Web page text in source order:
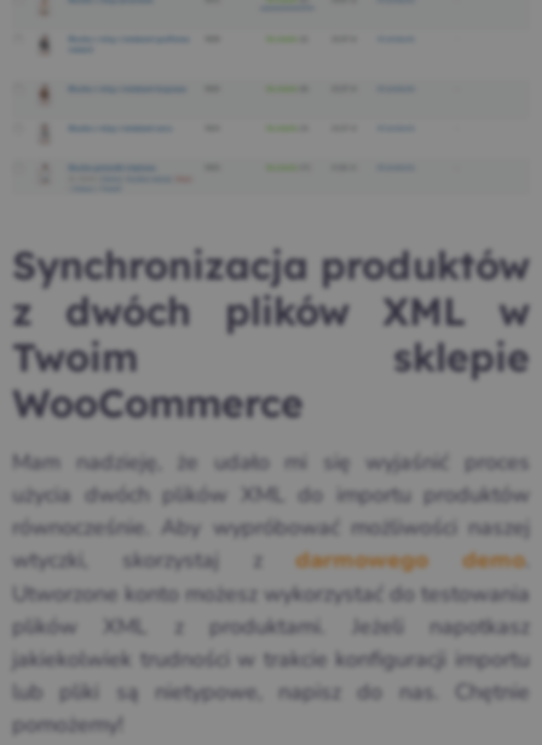
Synchronizacja produktów
z dwóch plików XML w
Twoim sklepie
WooCommerce
Mam nadzieję, że udało mi się wyjaśnić proces
użycia dwóch plików XML do importu produktów
równocześnie. Aby wypróbować możliwości naszej
wtyczki, skorzystaj zdarmowego demo.
Utworzone konto możesz wykorzystać do testowania
plików XML z produktami. Jeżeli napotkasz
jakiekolwiek trudności w trakcie konfiguracji importu
lub pliki są nietypowe, napisz do nas. Chętnie
pomożemy!